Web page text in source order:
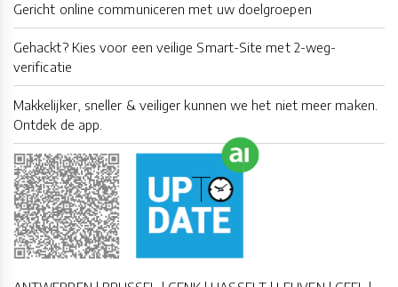
Gericht online communiceren met uw doelgroepen
Gehackt? Kies voor een veilige Smart-Site met 2-weg-
verificatie
Makkelijker, sneller & veiliger kunnen we het niet meer maken.
Ontdek de app.